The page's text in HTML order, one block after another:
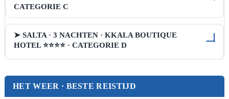
CATEGORIE C
➤ SALTA · 3 NACHTEN · KKALA BOUTIQUE
HOTEL ⭐⭐⭐⭐ · CATEGORIE D
HET WEER · BESTE REISTIJD